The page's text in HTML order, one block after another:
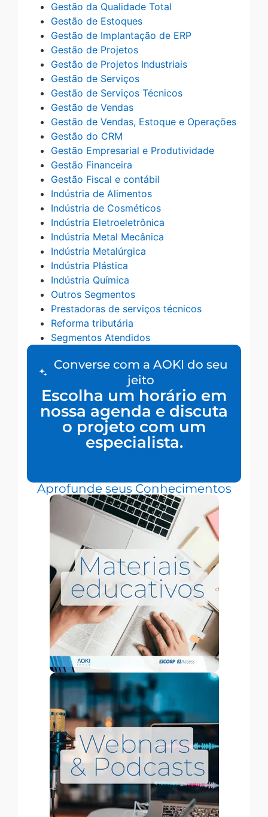
Gestão da Qualidade Total
Gestão de Estoques
Gestão de Implantação de ERP
Gestão de Projetos
Gestão de Projetos Industriais
Gestão de Serviços
Gestão de Serviços Técnicos
Gestão de Vendas
Gestão de Vendas, Estoque e Operações
Gestão do CRM
Gestão Empresarial e Produtividade
Gestão Financeira
Gestão Fiscal e contábil
Indústria de Alimentos
Indústria de Cosméticos
Indústria Eletroeletrônica
Indústria Metal Mecânica
Indústria Metalúrgica
Indústria Plástica
Indústria Química
Outros Segmentos
Prestadoras de serviços técnicos
Reforma tributária
Segmentos Atendidos
Converse com a AOKI do seu
jeito
Escolha um horário em
nossa agenda e discuta
o projeto com um
especialista.
Aprofunde seus Conhecimentos